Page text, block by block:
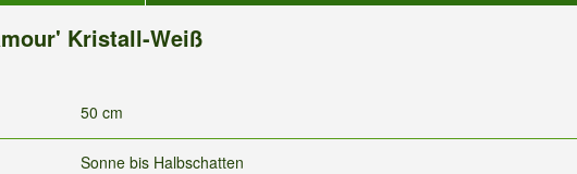
Kristall-Weiß
50 cm
Sonne bis Halbschatten